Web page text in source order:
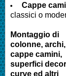
Cappe
classici o
Montaggio di
colonne, archi,
cappe camini,
superfici
curve ed altri